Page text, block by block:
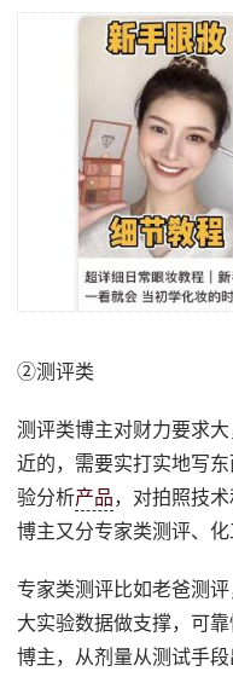
②测评类
测评类博主对财力要求
近的，需要实打实地写
验分析产品，对拍照技
博主又分专家类测评、化
专家类测评比如老爸测
大实验数据做支撑，可
博主，从剂量从测试手段